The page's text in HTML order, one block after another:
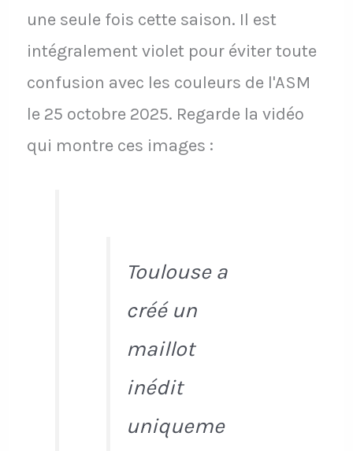
une seule fois cette saison. Il est
intégralement violet pour éviter toute
confusion avec les couleurs de l'ASM
le 25 octobre 2025. Regarde la vidéo
qui montre ces images :
Toulouse a
créé un
maillot
inédit
uniqueme